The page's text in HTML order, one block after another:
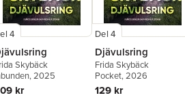
4
Skybäck
, 2025
kr
Del 4
Djävulsring
Frida Skybäck
Pocket, 2026
129 kr